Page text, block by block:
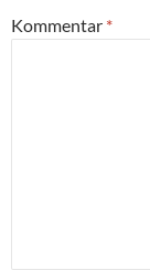
Kommentar *